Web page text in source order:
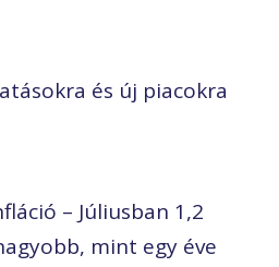
és új piacokra
– Júliusban 1,2
mint egy éve